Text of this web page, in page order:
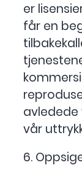
er
får en
vår
6.